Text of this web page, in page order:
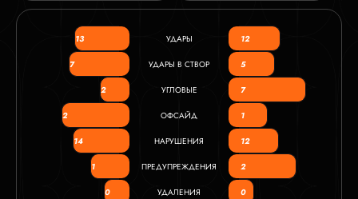
13 УДАРЫ 12
7 УДАРЫ В СТВОР 5
2 УГЛОВЫЕ 7
2 ОФСАЙД 1
14 НАРУШЕНИЯ 12
1 ПРЕДУПРЕЖДЕНИЯ 2
0 УДАЛЕНИЯ 0